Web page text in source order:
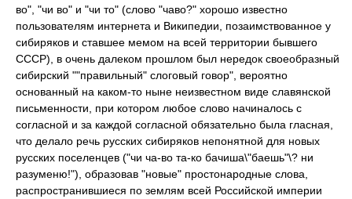
во", "чи во" и "чи то" (слово "чаво?" хорошо известно
пользователям интернета и Википедии, позаимствованное у
сибиряков и ставшее мемом на всей территории бывшего
СССР), в очень далеком прошлом был нередок своеобразный
сибирский ""правильный" слоговый говор", вероятно
основанный на каком-то ныне неизвестном виде славянской
письменности, при котором любое слово начиналось с
согласной и за каждой согласной обязательно была гласная,
что делало речь русских сибиряков непонятной для новых
русских поселенцев ("чи ча-во та-ко бачиша\"баешь"\? ни
разуменю!"), образовав "новые" простонародные слова,
распространившиеся по землям всей Российской империи